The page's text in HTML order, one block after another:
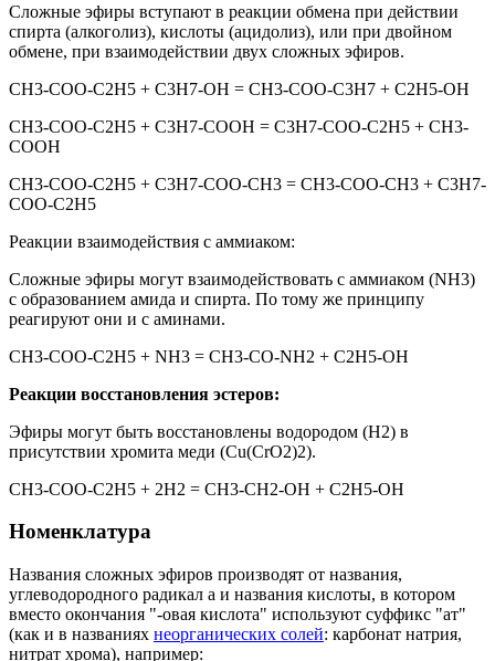
Сложные эфиры вступают в реакции обмена при действии
спирта (алкоголиз), кислоты (ацидолиз), или при двойном
обмене, при взаимодействии двух сложных эфиров.
СН3-СОО-С2Н5 + С3Н7-ОН = СН3-СОО-С3Н7 + С2Н5-ОН
СН3-СОО-С2Н5 + С3Н7-СООН = С3Н7-СОО-С2Н5 + СН3-
СООН
СН3-СОО-С2Н5 + С3Н7-СОО-СН3 = СН3-СОО-СН3 + С3Н7-
СОО-С2Н5
Реакции взаимодействия с аммиаком:
Сложные эфиры могут взаимодействовать с аммиаком (NН3)
с образованием амида и спирта. По тому же принципу
реагируют они и с аминами.
СН3-СОО-С2Н5 + NН3 = СН3-СО-NН2 + С2Н5-ОН
Реакции восстановления эстеров:
Эфиры могут быть восстановлены водородом (Н2) в
присутствии хромита меди (Cu(CrO2)2).
СН3-СОО-С2Н5 + 2Н2 = СН3-СН2-ОН + С2Н5-ОН
Номенклатура
Названия сложных эфиров производят от названия,
углеводородного радикал а и названия кислоты, в котором
вместо окончания "-овая кислота" используют суффикс "ат"
(как и в названиях неорганических солей: карбонат натрия,
нитрат хрома), например: